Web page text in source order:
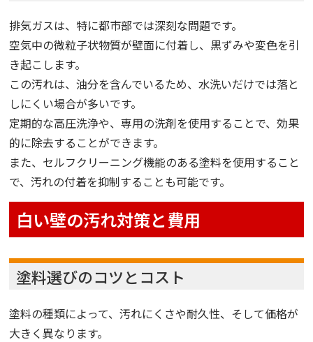
排気ガスは、特に都市部では深刻な問題です。
空気中の微粒子状物質が壁面に付着し、黒ずみや変色を引
き起こします。
この汚れは、油分を含んでいるため、水洗いだけでは落と
しにくい場合が多いです。
定期的な高圧洗浄や、専用の洗剤を使用することで、効果
的に除去することができます。
また、セルフクリーニング機能のある塗料を使用すること
で、汚れの付着を抑制することも可能です。
白い壁の汚れ対策と費用
塗料選びのコツとコスト
塗料の種類によって、汚れにくさや耐久性、そして価格が
大きく異なります。